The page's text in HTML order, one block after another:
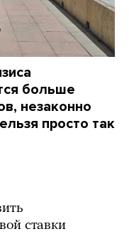
больше
незаконно
просто так
ставки